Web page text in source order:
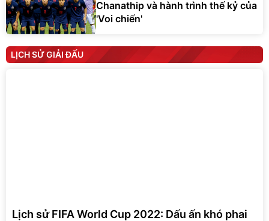
Chanathip và hành trình thế kỷ của
'Voi chiến'
LỊCH SỬ GIẢI ĐẤU
Lịch sử FIFA World Cup 2022: Dấu ấn khó phai